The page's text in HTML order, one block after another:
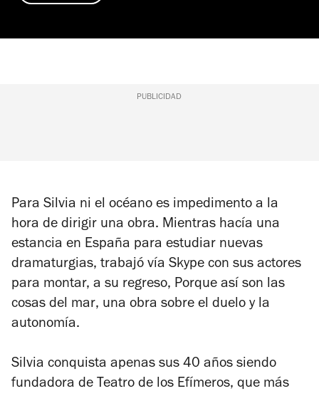
PUBLICIDAD
Para Silvia ni el océano es impedimento a la
hora de dirigir una obra. Mientras hacía una
estancia en España para estudiar nuevas
dramaturgias, trabajó vía Skype con sus actores
para montar, a su regreso, Porque así son las
cosas del mar, una obra sobre el duelo y la
autonomía.
Silvia conquista apenas sus 40 años siendo
fundadora de Teatro de los Efímeros, que más